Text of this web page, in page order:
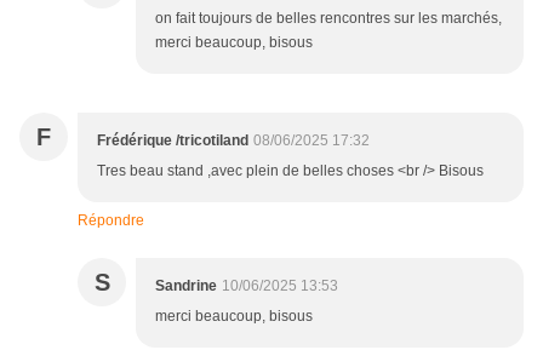
on fait toujours de belles rencontres sur les marchés,
merci beaucoup, bisous
F Frédérique /tricotiland 08/06/2025 17:32
Tres beau stand ,avec plein de belles choses <br /> Bisous
Répondre
S Sandrine 10/06/2025 13:53
merci beaucoup, bisous